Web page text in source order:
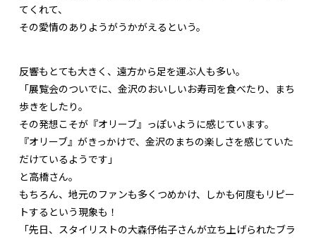
てくれて、
その愛情のありようがうかがえるという。
反響もとても大きく、遠方から足を運ぶ人も多い。
「展覧会のついでに、金沢のおいしいお寿司を食べたり、まち
歩きをしたり。
その発想こそが『オリーブ』っぽいように感じています。
『オリーブ』がきっかけで、金沢のまちの楽しさを感じていた
だけているようです」
と高橋さん。
もちろん、地元のファンも多くつめかけ、しかも何度もリピー
トするという現象も！
「先日、スタイリストの大森伃佑子さんが立ち上げられたブラ